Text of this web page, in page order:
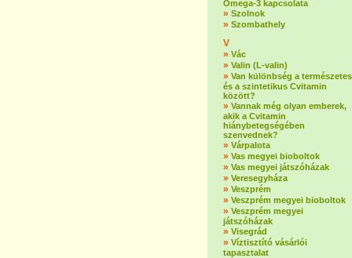
Omega-3 kapcsolata
» Szolnok
» Szombathely
V
» Vác
» Valin (L-valin)
» Van különbség a természetes
és a szintetikus Cvitamin
között?
» Vannak még olyan emberek,
akik a Cvitamin
hiánybetegségében
szenvednek?
» Várpalota
» Vas megyei bioboltok
» Vas megyei játszóházak
» Veresegyháza
» Veszprém
» Veszprém megyei bioboltok
» Veszprém megyei
játszóházak
» Visegrád
» Víztisztító vásárlói
tapasztalat